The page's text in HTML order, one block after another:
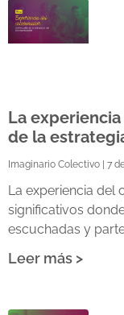
La
de la
Imaginario Colectivo 7
La experiencia del
significativos
escuchadas y
Leer más >